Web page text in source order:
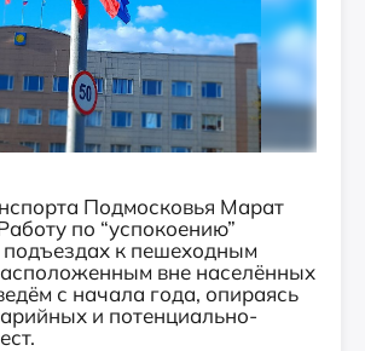
Подмосковья Марат
по “успокоению”
к пешеходным
вне населённых
с начала года, опираясь
и потенциально-